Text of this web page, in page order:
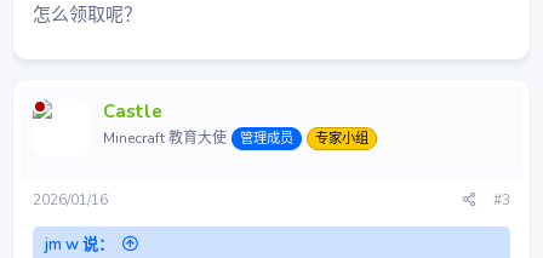
怎么领取呢？
Castle
Minecraft 教育大使 管理成员 专家小组
2026/01/16 #3
jm w 说：